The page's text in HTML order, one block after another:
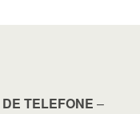
TELEFONE –